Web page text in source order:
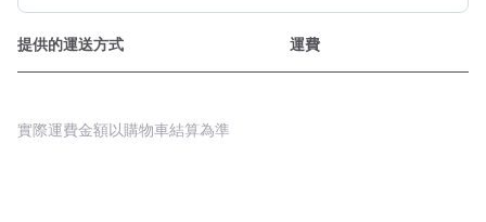
提供的運送方式 運費
實際運費金額以購物車結算為準